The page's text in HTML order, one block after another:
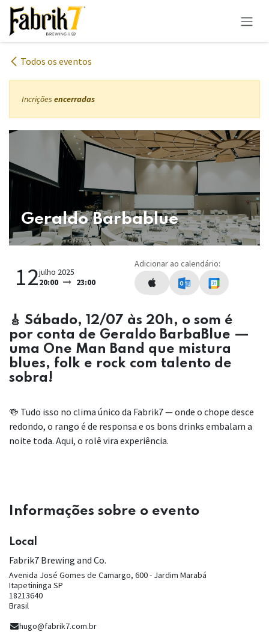
Pular para o conteúdo
Todos os eventos
Incrições encerradas
Geraldo Barbablue
12julho 2025
20:00
23:00
Adicionar ao calendário:
🎸 Sábado, 12/07 às 20h, o som é
por conta de Geraldo BarbaBlue —
uma One Man Band que mistura
blues, folk e rock com talento de
sobra!
🍻 Tudo isso no clima único da Fabrik7 — onde o chope desce
redondo, o rango é de responsa e os bons drinks embalam a
noite toda. Aqui, o rolê vira experiência.
Informações sobre o evento
Local
Fabrik7 Brewing and Co.
Avenida José Gomes de Camargo, 600 - Jardim Marabá
Itapetininga SP
18213640
Brasil
hugo@fabrik7.com.br